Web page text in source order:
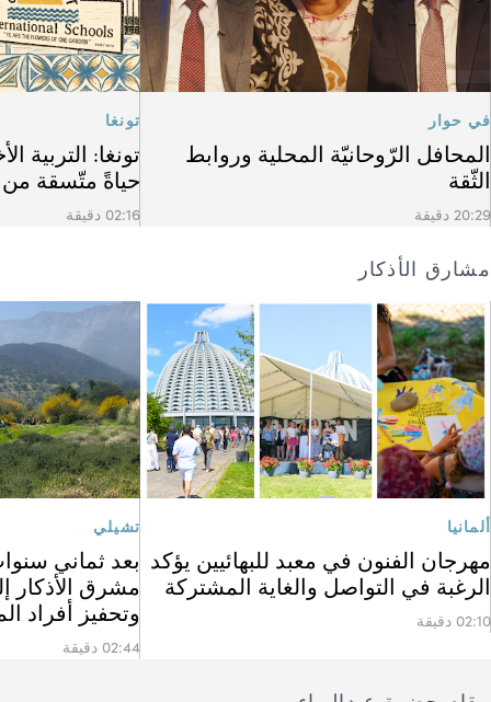
في حوار
المحافل الرّوحانيّة المحلية وروابط
الثّقة
20:29 دقيقة
تونغا
تونغا: التربية
حياةً متّسقة
02:16 دقيقة
مشارق الأذكار
ألمانيا
مهرجان الفنون في معبد للبهائيين يؤكد
الرغبة في التواصل والغاية المشتركة
02:10 دقيقة
تشيلي
بعد ثماني
مشرق الأذكار
وتحفيز أفراد
02:44 دقيقة